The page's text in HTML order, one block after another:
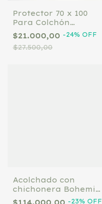
Protector 70 x 100
Para Colchón
Impermeable
$21.000,00 -24% OFF
$27.500,00
Acolchado con
chichonera Bohemia
120*60
-23% OFF